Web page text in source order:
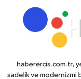
haberercis.com.tr,
sadelik ve modernizmi